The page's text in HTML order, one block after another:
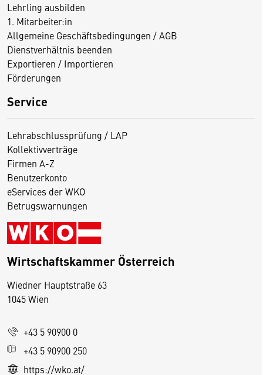
Lehrling ausbilden
1. Mitarbeiter:in
Allgemeine Geschäftsbedingungen / AGB
Dienstverhältnis beenden
Exportieren / Importieren
Förderungen
Service
Lehrabschlussprüfung / LAP
Kollektivverträge
Firmen A-Z
Benutzerkonto
eServices der WKO
Betrugswarnungen
Wirtschaftskammer Österreich
Wiedner Hauptstraße 63
1045 Wien
+43 5 90900 0
+43 5 90900 250
https://wko.at/
D
s
e
S